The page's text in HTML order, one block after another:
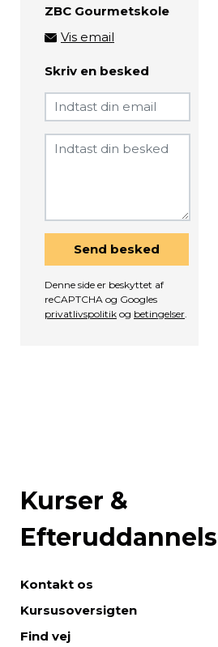
ZBC Gourmetskole
Vis email
gourmetskolen@zbc.dk
Skriv en besked
Send besked
Denne side er beskyttet af
reCAPTCHA og Googles
privatlivspolitik og betingelser
Kurser &
Kontakt os
Kursusoversigten
Find vej